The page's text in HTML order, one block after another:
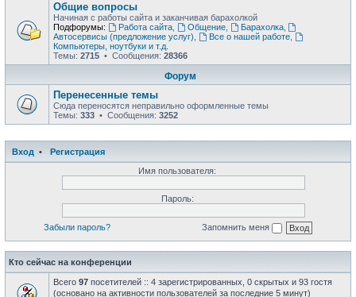
Общие вопросы
Начиная с работы сайта и заканчивая барахолкой
Подфорумы:
Работа сайта, Общение, Барахолка,
Автосервисы (предложение услуг)
Все о нашей работе,
Компьютеры, ноутбуки и т.д.
Темы: 2715 • Сообщения: 28366
Форум
Перенесенные темы
Сюда переносятся неправильно оформленные темы
Темы: 333 • Сообщения: 3252
Вход •
Регистрация
Имя пользователя:
Пароль:
Забыли пароль? Запомнить меня
Кто сейчас на конференции
Всего 97 посетителей :: 4 зарегистрированных, 0 скрытых и 93 гостя
(основано на активности пользователей за последние 5 минут)